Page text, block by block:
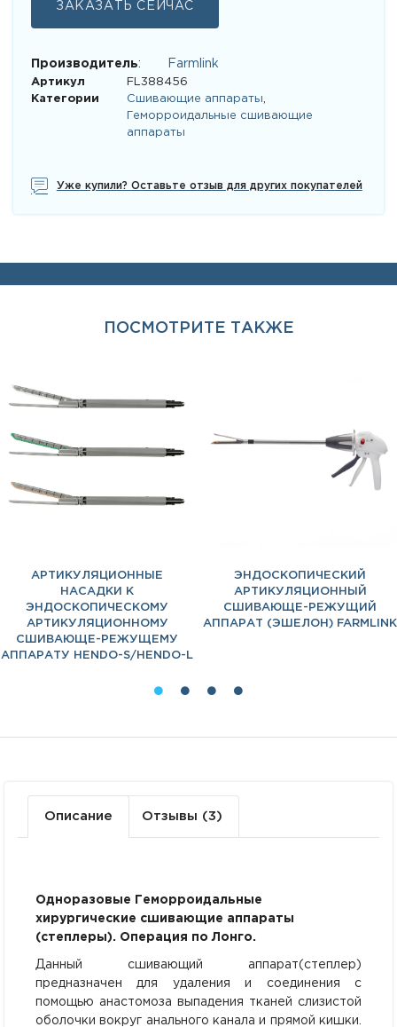
ЗАКАЗАТЬ СЕЙЧАС
Производитель: Farmlink
Артикул
FL388456
Категории
Сшивающие аппараты
Геморроидальные сшивающие
аппараты
Уже купили? Оставьте отзыв для других покупателей
ПОСМОТРИТЕ ТАКЖЕ
АРТИКУЛЯЦИОННЫЕ
НАСАДКИ К
ЭНДОСКОПИЧЕСКОМУ
АРТИКУЛЯЦИОННОМУ
СШИВАЮЩЕ-РЕЖУЩЕМУ
АППАРАТУ HENDO-S/HENDO-L
ЭНДОСКОПИЧЕСКИЙ
АРТИКУЛЯЦИОННЫЙ
СШИВАЮЩЕ-РЕЖУЩИЙ
АППАРАТ (ЭШЕЛОН) FARMLINK
Описание Отзывы (3)
Одноразовые Геморроидальные
хирургические сшивающие аппараты
(степлеры). Операция по Лонго.
Данный сшивающий аппарат(степлер)
предназначен для удаления и соединения с
помощью анастомоза выпадения тканей слизистой
оболочки вокруг анального канала и прямой кишки.